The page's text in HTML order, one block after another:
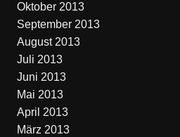
Oktober 2013
September 2013
August 2013
Juli 2013
Juni 2013
Mai 2013
April 2013
März 2013